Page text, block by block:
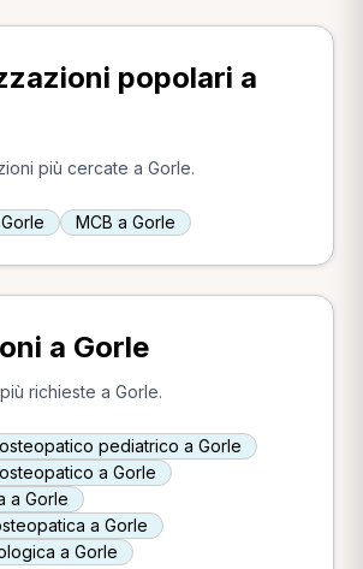
popolari a
più cercate a Gorle.
MCB a Gorle
a Gorle
richieste a Gorle.
pediatrico a Gorle
a Gorle
a Gorle
a Gorle
a Gorle